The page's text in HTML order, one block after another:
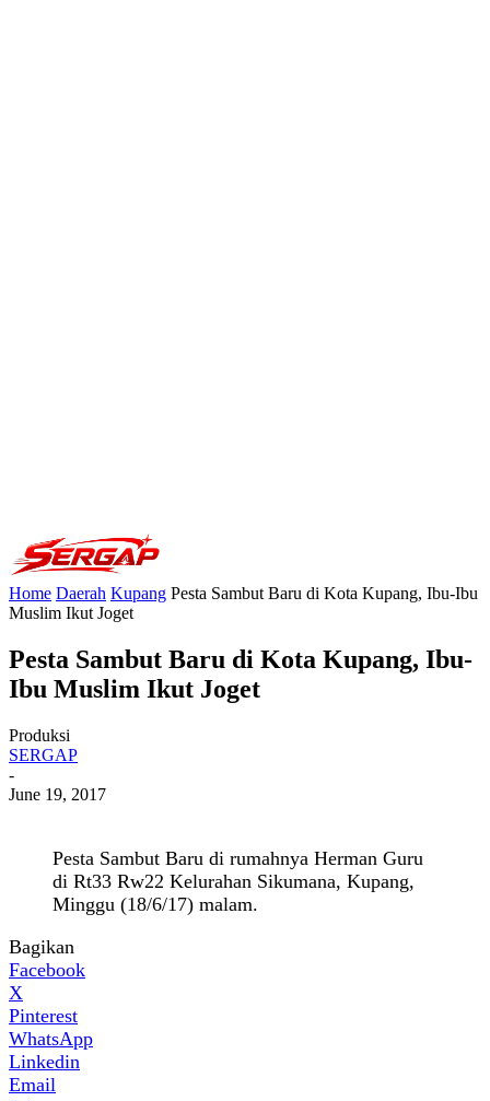
Home Daerah Kupang Pesta Sambut Baru di Kota Kupang, Ibu-Ibu
Muslim Ikut Joget
Pesta Sambut Baru di Kota Kupang, Ibu-
Ibu Muslim Ikut Joget
Produksi
SERGAP
-
June 19, 2017
Pesta Sambut Baru di rumahnya Herman Guru
di Rt33 Rw22 Kelurahan Sikumana, Kupang,
Minggu (18/6/17) malam.
Bagikan
Facebook
X
Pinterest
WhatsApp
Linkedin
Email